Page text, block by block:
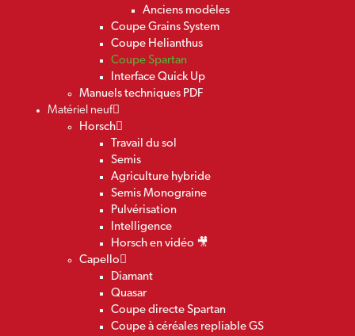
Anciens modèles
Coupe Grains System
Coupe Helianthus
Coupe Spartan
Interface Quick Up
Manuels techniques PDF
Matériel neuf
Horsch
Travail du sol
Semis
Agriculture hybride
Semis Monograine
Pulvérisation
Intelligence
Horsch en vidéo 🎥
Capello
Diamant
Quasar
Coupe directe Spartan
Coupe à céréales repliable GS